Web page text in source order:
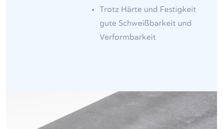
Trotz Härte und Festigkeit
gute Schweißbarkeit und
Verformbarkeit